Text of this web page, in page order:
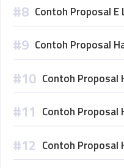
Contoh Proposal E
Contoh Proposal
Contoh Proposal
Contoh Proposal
Contoh Proposal